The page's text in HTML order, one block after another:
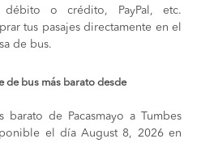
o crédito, PayPal, etc.
tus pasajes directamente en el
de bus.
de bus más barato desde
barato de Pacasmayo a Tumbes
el día August 8, 2026 en